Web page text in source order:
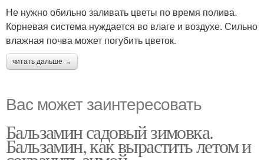
Не нужно обильно заливать цветы по время полива.
Корневая система нуждается во влаге и воздухе. Сильно
влажная почва может погубить цветок.
читать дальше →
Вас может заинтересовать
Бальзамин садовый зимовка.
Бальзамин, как вырастить летом и